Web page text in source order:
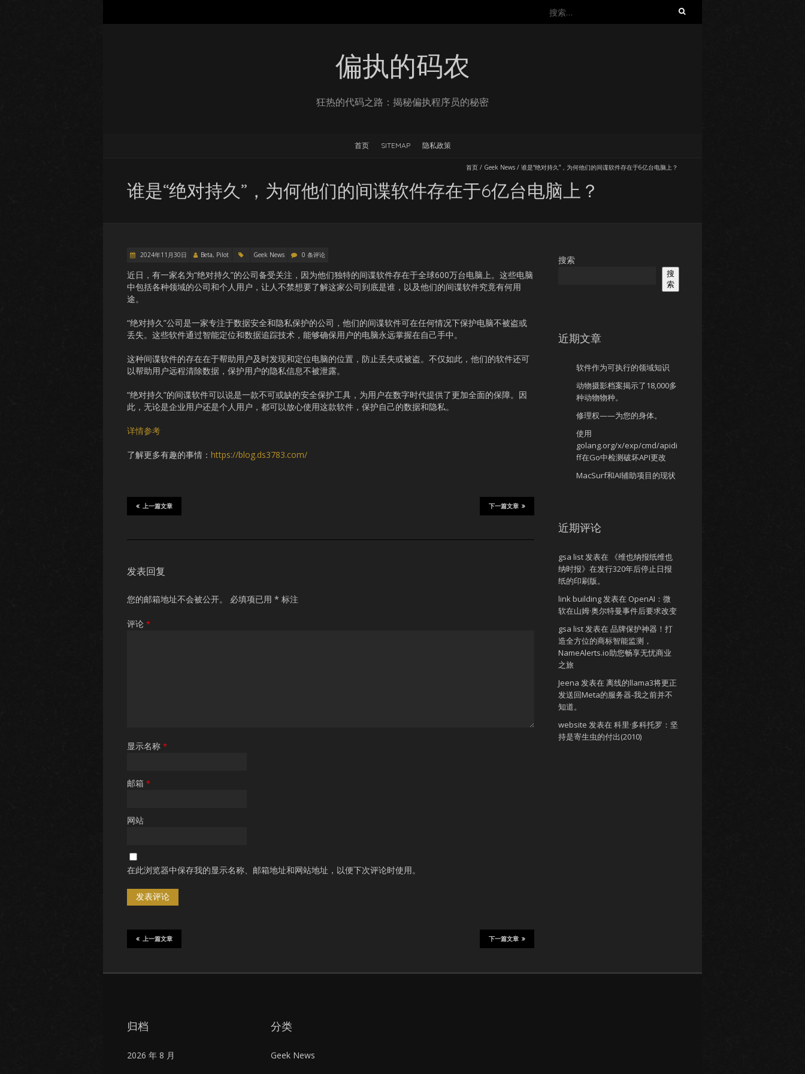
搜
偏执的码农
狂热的代码之路：揭秘偏执程序员的秘密
首页 SITEMAP 隐私政策
首页 / Geek News / 谁是“绝对持久”，为何他们的间谍软件存在于6亿台电脑上？
谁是“绝对持久”，为何他们的间谍软件存在于6亿台电脑上？
2024年11月30日 Beta, Pilot Geek News 0 条评论
近日，有一家名为“绝对持久”的公司备受关注，因为他们独特的间谍软件存在于全球600万台电脑上。这些电脑
中包括各种领域的公司和个人用户，让人不禁想要了解这家公司到底是谁，以及他们的间谍软件究竟有何用
途。
“绝对持久”公司是一家专注于数据安全和隐私保护的公司，他们的间谍软件可在任何情况下保护电脑不被盗或
丢失。这些软件通过智能定位和数据追踪技术，能够确保用户的电脑永远掌握在自己手中。
这种间谍软件的存在在于帮助用户及时发现和定位电脑的位置，防止丢失或被盗。不仅如此，他们的软件还可
以帮助用户远程清除数据，保护用户的隐私信息不被泄露。
“绝对持久”的间谍软件可以说是一款不可或缺的安全保护工具，为用户在数字时代提供了更加全面的保障。因
此，无论是企业用户还是个人用户，都可以放心使用这款软件，保护自己的数据和隐私。
详情参考
了解更多有趣的事情： https://blog.ds3783.com/
下一篇文章
上一篇文章
发表回复
您的邮箱地址不会被公开。 必填项已用 * 标注
评论 *
显示名称 *
邮箱 *
网站
在此浏览器中保存我的显示名称、邮箱地址和网站地址，以便下次评论时使用。
下一篇文章
上一篇文章
搜索
搜
索
近期文章
软件作为可执行的领域知识
动物摄影档案揭示了18,000多
种动物物种。
修理权——为您的身体。
使用
golang.org/x/exp/cmd/apidi
ff在Go中检测破坏API更改
MacSurf和AI辅助项目的现状
近期评论
gsa list发表在
《维也纳报纸维也
纳时报》在发行320年后停止日报
纸的印刷版。
link building发表在 OpenAI：微
软在山姆·奥尔特曼事件后要求改变
gsa list发表在 品牌保护神器！打
造全方位的商标智能监测，
NameAlerts.io助您畅享无忧商业
之旅
Jeena 发表在 离线的llama3将更正
发送回Meta的服务器-我之前并不
知道。
website 发表在 科里·多科托罗：坚
持是寄生虫的付出(2010)
归档
2026 年 8 月
分类
Geek News